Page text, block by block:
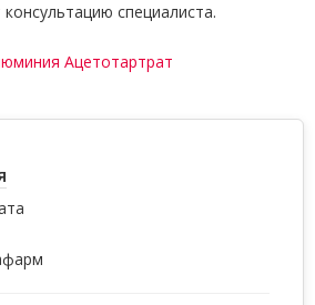
специалиста.
Ацетотартрат